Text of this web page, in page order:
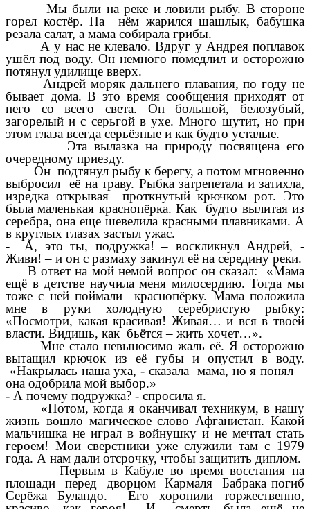
Мы были на реке и ловили рыбу. В стороне
горел костёр. На нём жарился шашлык, бабушка
резала салат, а мама собирала грибы.
А у нас не клевало. Вдруг у Андрея поплавок
ушёл под воду. Он немного помедлил и осторожно
потянул удилище вверх.
Андрей моряк дальнего плавания, по году не
бывает дома. В это время сообщения приходят от
него со всего света. Он большой, белозубый,
загорелый и с серьгой в ухе. Много шутит, но при
этом глаза всегда серьёзные и как будто усталые.
Эта вылазка на природу посвящена его
очередному приезду.
Он подтянул рыбу к берегу, а потом мгновенно
выбросил её на траву. Рыбка затрепетала и затихла,
изредка открывая проткнутый крючком рот. Это
была маленькая краснопёрка. Как будто вылитая из
серебра, она еще шевелила красными плавниками. А
в круглых глазах застыл ужас.
- А, это ты, подружка! – воскликнул Андрей, -
Живи! – и он с размаху закинул её на середину реки.
В ответ на мой немой вопрос он сказал: «Мама
ещё в детстве научила меня милосердию. Тогда мы
тоже с ней поймали краснопёрку. Мама положила
мне в руки холодную серебристую рыбку:
«Посмотри, какая красивая! Живая… и вся в твоей
власти. Видишь, как бьётся – жить хочет…».
Мне стало невыносимо жаль её. Я осторожно
вытащил крючок из её губы и опустил в воду.
«Накрылась наша уха, - сказала мама, но я понял –
она одобрила мой выбор.»
- А почему подружка? - спросила я.
«Потом, когда я оканчивал техникум, в нашу
жизнь вошло магическое слово Афганистан. Какой
мальчишка не играл в войнушку и не мечтал стать
героем! Мои сверстники уже служили там с 1979
года. А нам дали отсрочку, чтобы защитить диплом.
Первым в Кабуле во время восстания на
площади перед дворцом Кармаля Бабрака погиб
Серёжа Буландо. Его хоронили торжественно,